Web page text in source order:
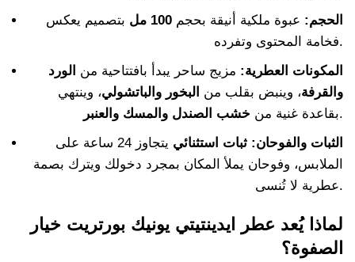
الحجم: عبوة ملكية أنيقة بحجم 100 مل
بتصميم يعكس
فخامة المحتوى وتفرده.
المكونات العطرية: مزيج ساحر يبدأ بافتتاحية من الورد
والقرفة، وينبض بقلب من البخور والباتشولي، وينتهي
بقاعدة غنية من خشب الصندل والمسك والعنبر
.
الثبات والفوحان: ثبات استثنائي
يتجاوز 24 ساعة على
الملابس، وفوحان يملأ المكان بمجرد دخولك ويترك بصمة
عطرية لا تُنسى.
لماذا يُعد عطر ايدينتيتي يونيك بورتريت خيار
الصفوة؟